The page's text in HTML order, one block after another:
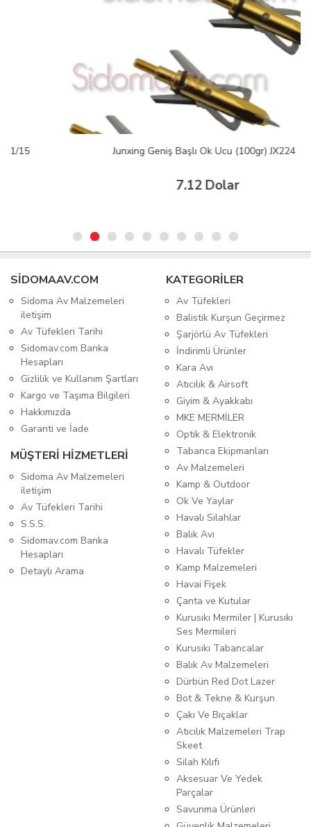
Junxing Geniş Başlı Ok Ucu (100gr) JX224
7.12 Dolar
SIDOMAAV.COM
Sidoma Av Malzemeleri
iletişim
Av Tüfekleri Tarihi
Sidomav.com Banka
Hesapları
Gizlilik ve Kullanım Şartları
Kargo ve Taşıma Bilgileri
Hakkımızda
Garanti ve İade
MÜŞTERİ HİZMETLERİ
Sidoma Av Malzemeleri
iletişim
Av Tüfekleri Tarihi
S.S.S.
Sidomav.com Banka
Hesapları
Detaylı Arama
KATEGORİLER
Av Tüfekleri
Balistik Kurşun Geçirmez
Şarjörlü Av Tüfekleri
İndirimli Ürünler
Kara Avı
Atıcılık & Airsoft
Giyim & Ayakkabı
MKE MERMİLER
Optik & Elektronik
Tabanca Ekipmanları
Av Malzemeleri
Kamp & Outdoor
Ok Ve Yaylar
Havalı Silahlar
Balık Avı
Havalı Tüfekler
Kamp Malzemeleri
Havai Fişek
Çanta ve Kutular
Kurusıkı Mermiler | Kurusıkı
Ses Mermileri
Kurusıkı Tabancalar
Balık Av Malzemeleri
Dürbün Red Dot Lazer
Bot & Tekne & Kurşun
Çakı Ve Bıçaklar
Atıcılık Malzemeleri Trap
Skeet
Silah Kılıfı
Aksesuar Ve Yedek
Parçalar
Savunma Ürünleri